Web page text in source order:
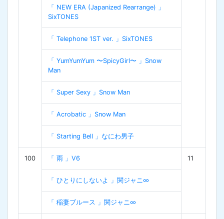
「 NEW ERA (Japanized Rearrange) 」
SixTONES
「 Telephone 1ST ver. 」SixTONES
「 YumYumYum 〜SpicyGirl〜 」Snow
Man
「 Super Sexy 」Snow Man
「 Acrobatic 」Snow Man
「 Starting Bell 」なにわ男子
100 「 雨 」V6 11
「 ひとりにしないよ 」関ジャニ∞
「 稲妻ブルース 」関ジャニ∞